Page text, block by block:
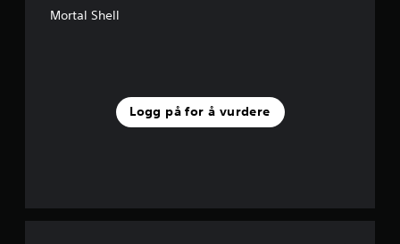
Mortal Shell
Logg på for å vurdere